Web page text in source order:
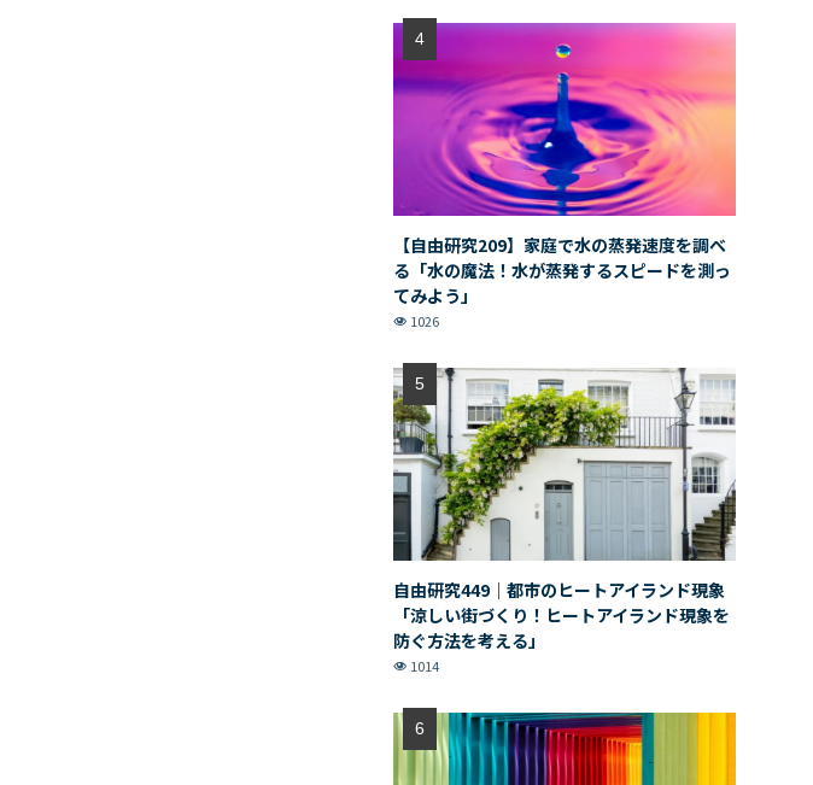
【自由研究209】家庭で水の蒸発速度を調べ
る「水の魔法！水が蒸発するスピードを測っ
てみよう」
1026
自由研究449｜都市のヒートアイランド現象
「涼しい街づくり！ヒートアイランド現象を
防ぐ方法を考える」
1014